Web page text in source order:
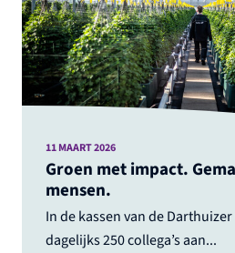
Groen met impact.
mensen.
In de kassen van de
dagelijks 250 collega’s aan...
11 MAART 2026